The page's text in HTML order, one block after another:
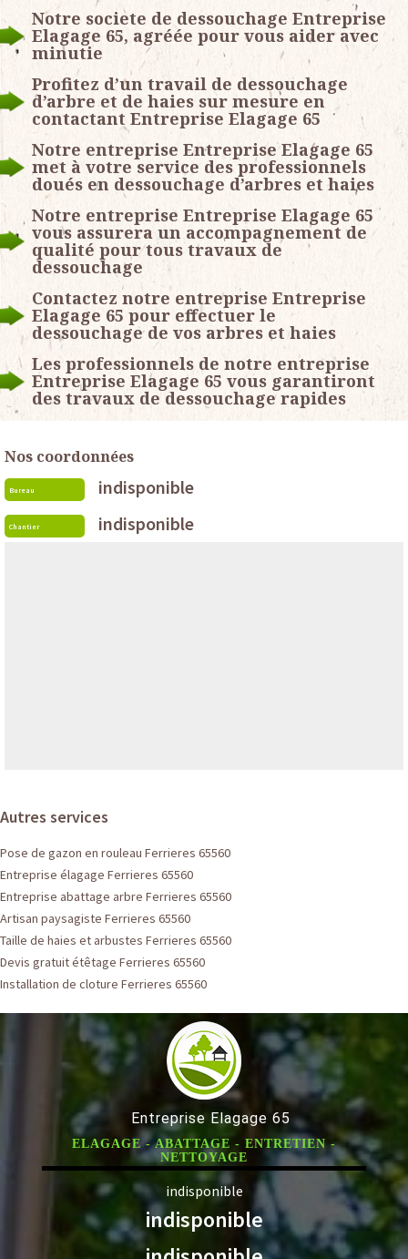
Notre societe de dessouchage Entreprise
Elagage 65, agréée pour vous aider avec
minutie
Profitez d’un travail de dessouchage
d’arbre et de haies sur mesure en
contactant Entreprise Elagage 65
Notre entreprise Entreprise Elagage 65
met à votre service des professionnels
doués en dessouchage d’arbres et haies
Notre entreprise Entreprise Elagage 65
vous assurera un accompagnement de
qualité pour tous travaux de
dessouchage
Contactez notre entreprise Entreprise
Elagage 65 pour effectuer le
dessouchage de vos arbres et haies
Les professionnels de notre entreprise
Entreprise Elagage 65 vous garantiront
des travaux de dessouchage rapides
Nos coordonnées
Bureau indisponible
Chantier indisponible
Autres services
Pose de gazon en rouleau Ferrieres 65560
Entreprise élagage Ferrieres 65560
Entreprise abattage arbre Ferrieres 65560
Artisan paysagiste Ferrieres 65560
Taille de haies et arbustes Ferrieres 65560
Devis gratuit étêtage Ferrieres 65560
Installation de cloture Ferrieres 65560
Entreprise Elagage 65
ELAGAGE - ABATTAGE - ENTRETIEN -
NETTOYAGE
indisponible
indisponible